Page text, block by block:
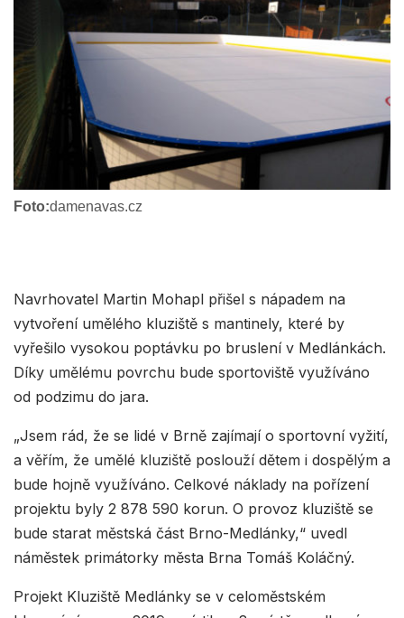
Foto:damenavas.cz
Navrhovatel Martin Mohapl přišel s nápadem na
vytvoření umělého kluziště s mantinely, které by
vyřešilo vysokou poptávku po bruslení v Medlánkách.
Díky umělému povrchu bude sportoviště využíváno
od podzimu do jara.
„Jsem rád, že se lidé v Brně zajímají o sportovní vyžití,
a věřím, že umělé kluziště poslouží dětem i dospělým a
bude hojně využíváno. Celkové náklady na pořízení
projektu byly 2 878 590 korun. O provoz kluziště se
bude starat městská část Brno-Medlánky,“ uvedl
náměstek primátorky města Brna Tomáš Koláčný.
Projekt Kluziště Medlánky se v celoměstském